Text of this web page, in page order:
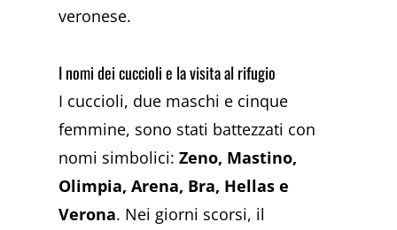
veronese.
I nomi dei cuccioli e la visita al rifugio
I cuccioli, due maschi e cinque
femmine, sono stati battezzati con
nomi simbolici:Zeno, Mastino,
Olimpia, Arena, Bra, Hellas e
Verona. Nei giorni scorsi, il